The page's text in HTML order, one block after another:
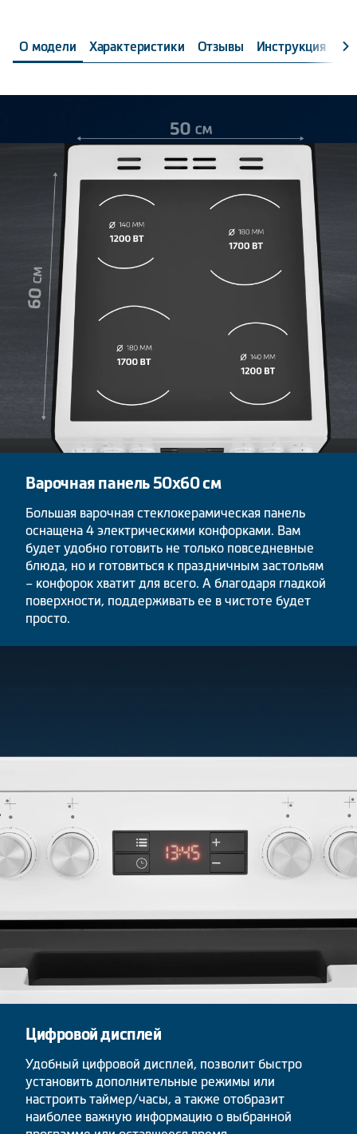
О модели Характеристики Отзывы Инструкция
Варочная панель 50х60 см
Большая варочная стеклокерамическая панель
оснащена 4 электрическими конфорками. Вам
будет удобно готовить не только повседневные
блюда, но и готовиться к праздничным застольям
– конфорок хватит для всего. А благодаря гладкой
поверхности, поддерживать ее в чистоте будет
просто.
Цифровой дисплей
Удобный цифровой дисплей, позволит быстро
установить дополнительные режимы или
настроить таймер/часы, а также отобразит
наиболее важную информацию о выбранной